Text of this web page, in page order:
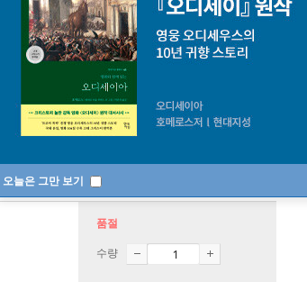
오늘은 그만 보기
Our Origins and
] 바인딩 & 에디션 안내
한 것이 살아남는다
품절
수량